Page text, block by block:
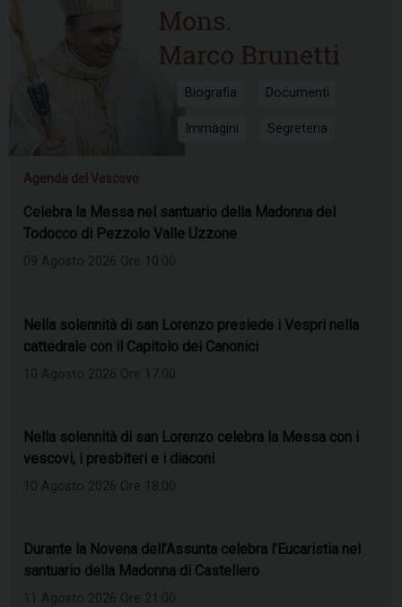
Biografia Documenti
Immagini Segreteria
Agenda del Vescovo
Celebra la Messa nel santuario della Madonna del
Todocco di Pezzolo Valle Uzzone
09 Agosto 2026 Ore 10:00
Nella solennità di san Lorenzo presiede i Vespri nella
cattedrale con il Capitolo dei Canonici
10 Agosto 2026 Ore 17:00
Nella solennità di san Lorenzo celebra la Messa con i
vescovi, i presbiteri e i diaconi
10 Agosto 2026 Ore 18:00
Durante la Novena dell’Assunta celebra l’Eucaristia nel
santuario della Madonna di Castellero
11 Agosto 2026 Ore 21:00